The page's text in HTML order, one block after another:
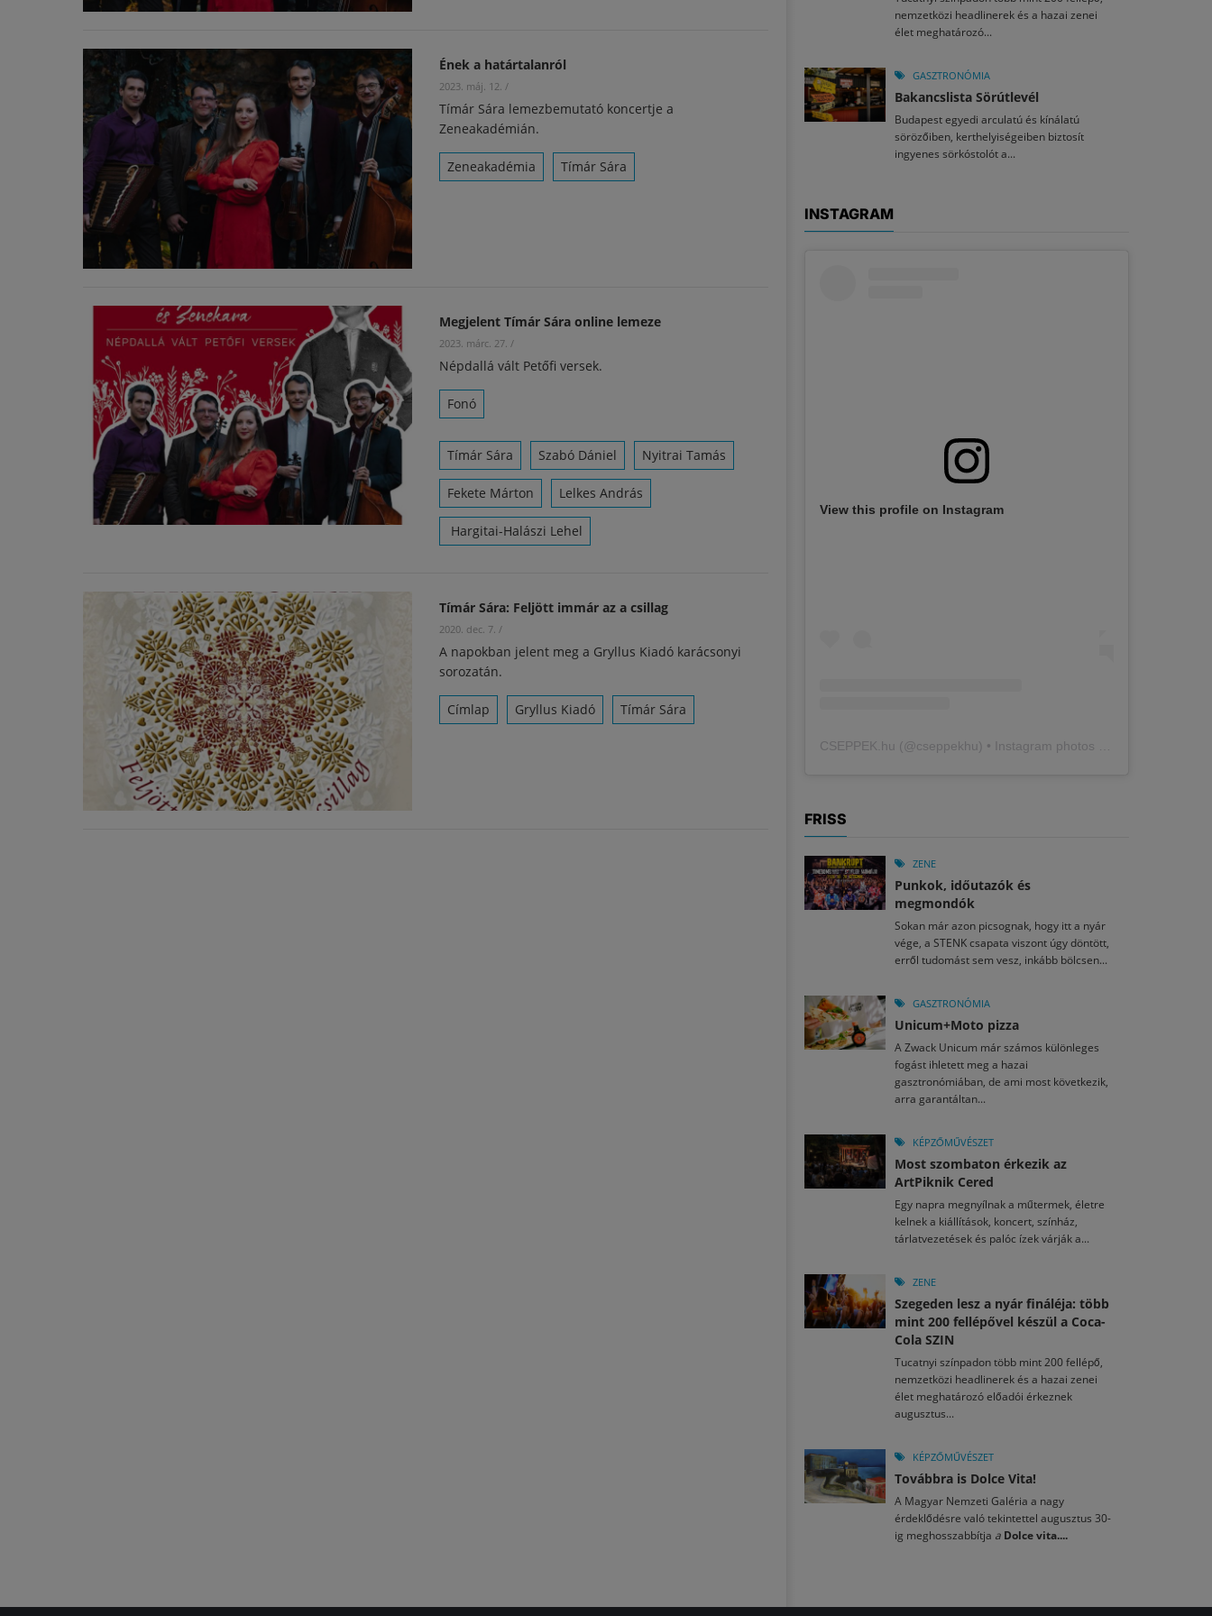
Ének a határtalanról
2023. máj. 12. /
Tímár Sára lemezbemutató koncertje a
Zeneakadémián.
Zeneakadémia Tímár Sára
Megjelent Tímár Sára online lemeze
2023. márc. 27. /
Népdallá vált Petőfi versek.
Fonó
Tímár Sára Szabó Dániel Nyitrai Tamás
Fekete Márton Lelkes András
Hargitai-Halászi Lehel
Tímár Sára: Feljött immár az a csillag
2020. dec. 7. /
A napokban jelent meg a Gryllus Kiadó karácsonyi
sorozatán.
Címlap Gryllus Kiadó Tímár Sára
nemzetközi headlinerek és a hazai zenei
élet meghatározó...
GASZTRONÓMIA
Bakancslista Sörútlevél
Budapest egyedi arculatú és kínálatú
sörözőiben, kerthelyiségeiben biztosít
ingyenes sörkóstolót a...
INSTAGRAM
View this profile on Instagram
CSEPPEK.hu (@cseppekhu ) • Instagram photos and videos
FRISS
ZENE
Punkok, időutazók és
megmondók
Sokan már azon picsognak, hogy itt a nyár
vége, a STENK csapata viszont úgy döntött,
erről tudomást sem vesz, inkább bölcsen...
GASZTRONÓMIA
Unicum+Moto pizza
A Zwack Unicum már számos különleges
fogást ihletett meg a hazai
gasztronómiában, de ami most következik,
arra garantáltan...
KÉPZŐMŰVÉSZET
Most szombaton érkezik az
ArtPiknik Cered
Egy napra megnyílnak a műtermek, életre
kelnek a kiállítások, koncert, színház,
tárlatvezetések és palóc ízek várják a...
ZENE
Szegeden lesz a nyár fináléja: több
mint 200 fellépővel készül a Coca-
Cola SZIN
Tucatnyi színpadon több mint 200 fellépő,
nemzetközi headlinerek és a hazai zenei
élet meghatározó előadói érkeznek
augusztus...
KÉPZŐMŰVÉSZET
Továbbra is Dolce Vita!
A Magyar Nemzeti Galéria a nagy
érdeklődésre való tekintettel augusztus 30-
ig meghosszabbítja a Dolce vita....